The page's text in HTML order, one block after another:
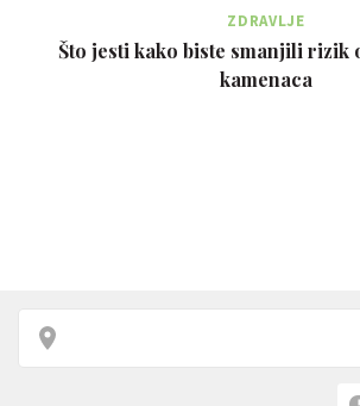
ZDRAVLJE
Što jesti kako biste smanjili rizik
kamenaca